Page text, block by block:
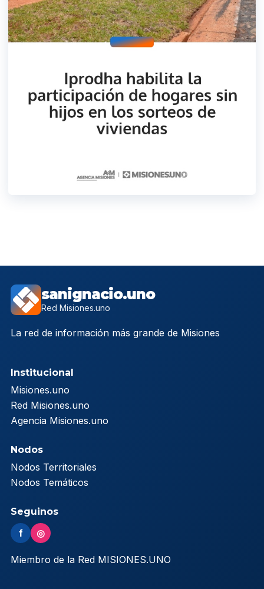
sanignacio.uno
Red Misiones.uno
La red de información más grande de Misiones
Institucional
Misiones.uno
Red Misiones.uno
Agencia Misiones.uno
Nodos
Nodos Territoriales
Nodos Temáticos
Seguinos
f ◎
Miembro de la Red MISIONES.UNO